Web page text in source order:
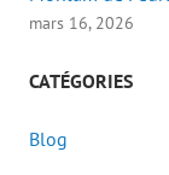
mars 16, 2026
CATÉGORIES
Blog